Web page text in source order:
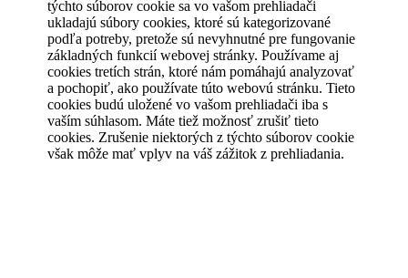
týchto súborov cookie sa vo vašom prehliadači
ukladajú súbory cookies, ktoré sú kategorizované
podľa potreby, pretože sú nevyhnutné pre fungovanie
základných funkcií webovej stránky. Používame aj
cookies tretích strán, ktoré nám pomáhajú analyzovať
a pochopiť, ako používate túto webovú stránku. Tieto
cookies budú uložené vo vašom prehliadači iba s
vaším súhlasom. Máte tiež možnosť zrušiť tieto
cookies. Zrušenie niektorých z týchto súborov cookie
však môže mať vplyv na váš zážitok z prehliadania.